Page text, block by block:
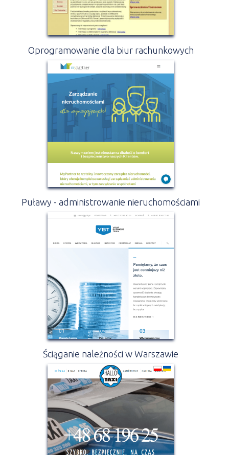
Oprogramowanie dla biur rachunkowych
Puławy - administrowanie nieruchomościami
Ściąganie należności w Warszawie